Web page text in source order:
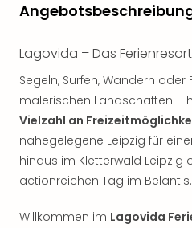
Lagovida – Das
Segeln, Surfen, Wandern
malerischen Landschaften –
Vielzahl an
nahegelegene Leipzig für
hinaus im Kletterwald Leipzig
actionreichen Tag im Belantis.
Willkommen im Lagovida